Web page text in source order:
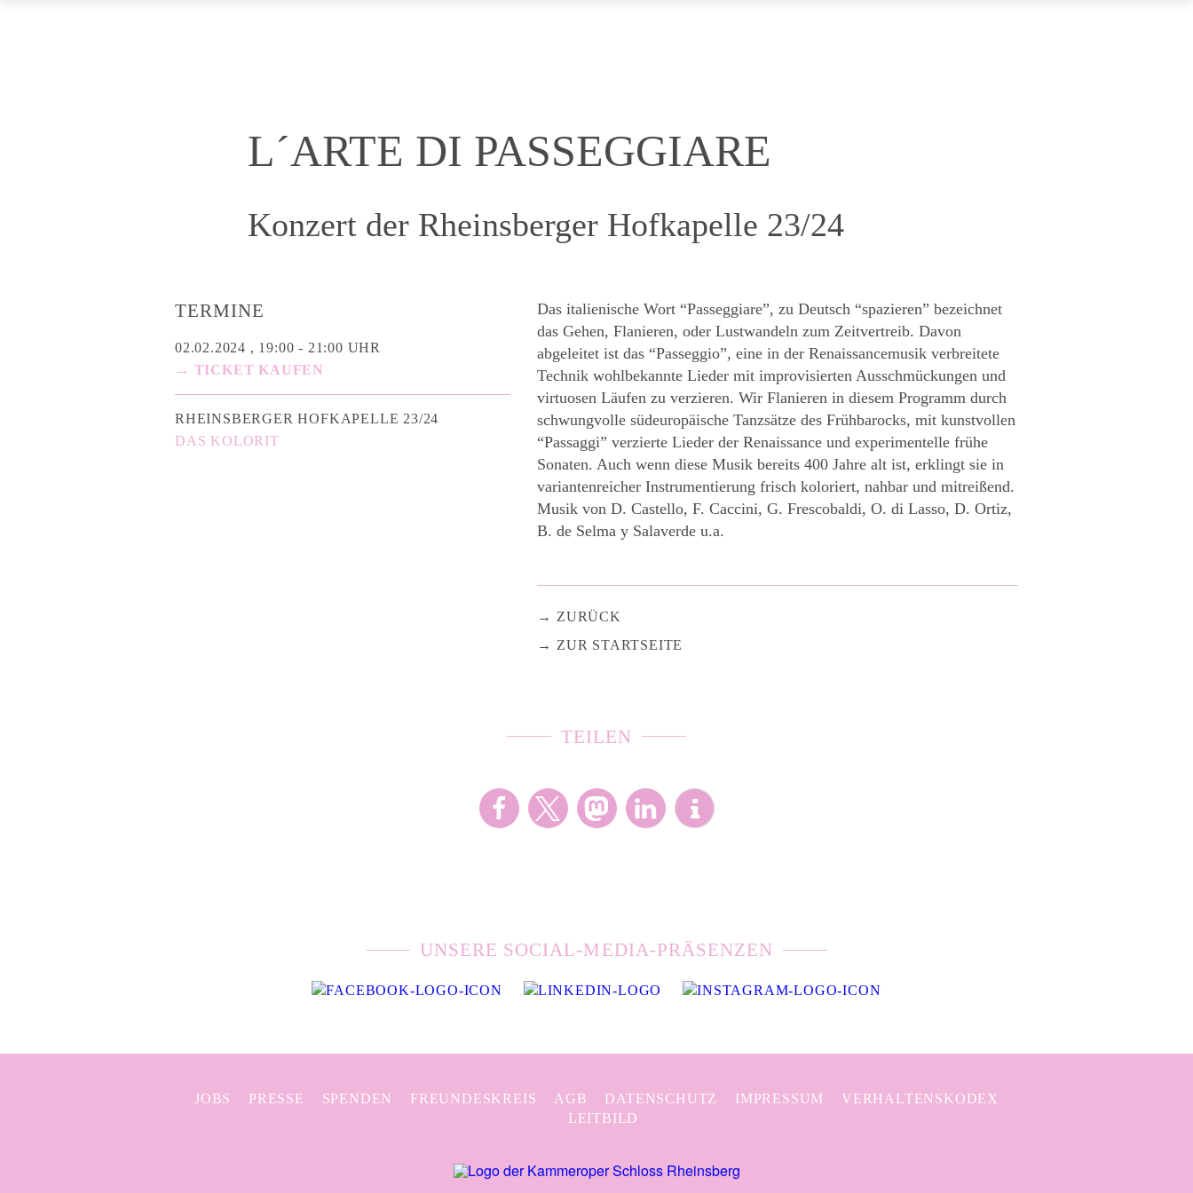
L´ARTE DI PASSEGGIARE
Konzert der Rheinsberger Hofkapelle 23/24
TERMINE
02.02.2024 , 19:00 - 21:00 UHR
→ TICKET KAUFEN
RHEINSBERGER HOFKAPELLE 23/24
DAS KOLORIT
Das italienische Wort “Passeggiare”, zu Deutsch “spazieren” bezeichnet
das Gehen, Flanieren, oder Lustwandeln zum Zeitvertreib. Davon
abgeleitet ist das “Passeggio”, eine in der Renaissancemusik verbreitete
Technik wohlbekannte Lieder mit improvisierten Ausschmückungen und
virtuosen Läufen zu verzieren. Wir Flanieren in diesem Programm durch
schwungvolle südeuropäische Tanzsätze des Frühbarocks, mit kunstvollen
“Passaggi” verzierte Lieder der Renaissance und experimentelle frühe
Sonaten. Auch wenn diese Musik bereits 400 Jahre alt ist, erklingt sie in
variantenreicher Instrumentierung frisch koloriert, nahbar und mitreißend.
Musik von D. Castello, F. Caccini, G. Frescobaldi, O. di Lasso, D. Ortiz,
B. de Selma y Salaverde u.a.
ZURÜCK
ZUR STARTSEITE
TEILEN
UNSERE SOCIAL-MEDIA-PRÄSENZEN
JOBS PRESSE SPENDEN FREUNDESKREIS AGB DATENSCHUTZ IMPRESSUM
VERHALTENSKODEX
LEITBILD